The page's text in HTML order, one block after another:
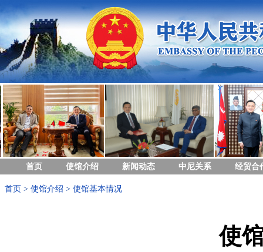
首页 使馆介绍 新闻动态 中尼关系 经贸合
首页 > 使馆介绍 > 使馆基本情况
使